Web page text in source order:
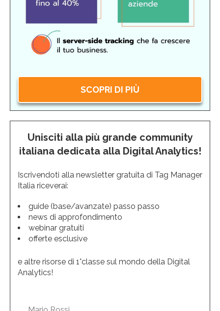
SCOPRI DI PIÙ
Unisciti alla più grande community
italiana dedicata alla Digital Analytics!
Iscrivendoti alla newsletter gratuita di Tag Manager
Italia riceverai:
guide (base/avanzate) passo passo
news di approfondimento
webinar gratuiti
offerte esclusive
e altre risorse di 1°classe sul mondo della Digital
Analytics!